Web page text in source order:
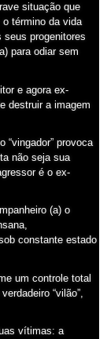
situação que
término da vida
seus progenitores
para odiar sem
e agora ex-
destruir a imagem
“vingador” provoca
não seja sua
é o ex-
(a) o
constante estado
um controle total
“vilão”,
vítimas: a